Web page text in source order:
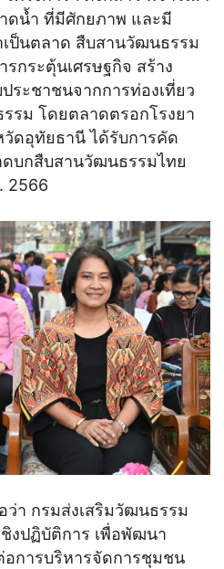
ดน้ำ ที่มีศักยภาพ และมี
ป็นตลาด สืบสานวัฒนธรรม
รกระตุ้นเศรษฐกิจ สร้าง
ระชาชนจากการท่องเที่ยว
รม โดยตลาดตรอกโรงยา
วัดอุทัยธานี ได้รับการคัด
ดบกสืบสานวัฒนธรรมไทย
2566
ว่า กรมส่งเสริมวัฒนธรรม
งปฏิบัติการ เพื่อพัฒนา
การบริหารจัดการชุมชน